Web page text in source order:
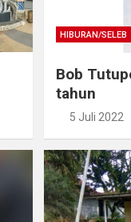
HIBURAN/SELEB
Bob
tahun
5 Juli 2022